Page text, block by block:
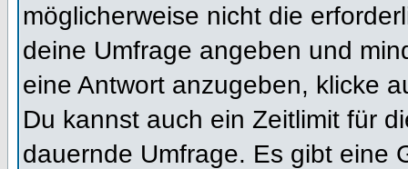
möglicherweise nicht die
deine Umfrage angeben und
eine Antwort anzugeben, klicke
Du kannst auch ein Zeitlimit für
dauernde Umfrage. Es gibt eine